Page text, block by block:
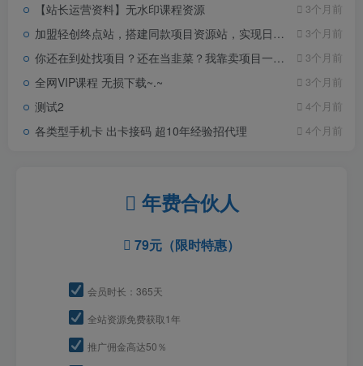
【站长运营资料】无水印课程资源 3个月前
加盟轻创终点站，搭建同款项目资源站，实现日入2000+ 3个月前
你还在到处找项目？还在当韭菜？我靠卖项目一个月收入5万+，曾经我也是个失败者。 3个月前
全网VIP课程 无损下载~.~ 3个月前
测试2 4个月前
各类型手机卡 出卡接码 超10年经验招代理 4个月前
年费合伙人
79元（限时特惠）
会员时长：365天
全站资源免费获取1年
推广佣金高达50％